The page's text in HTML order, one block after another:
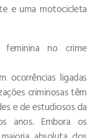
e uma motocicleta
feminina no crime
ocorrências ligadas
criminosas têm
e de estudiosos da
anos. Embora os